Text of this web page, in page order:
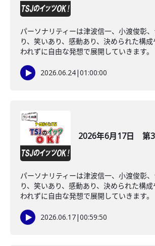
パーソナリティーは津波信一、小渡俊彰
り、笑いあり、感動あり、決められた構
われずに自由な発想で展開していきます。
2026.06.24|01:00:00
2026年6月17日 第
パーソナリティーは津波信一、小渡俊彰
り、笑いあり、感動あり、決められた構
われずに自由な発想で展開していきます。
2026.06.17|00:59:50